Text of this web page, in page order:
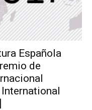
Española
de